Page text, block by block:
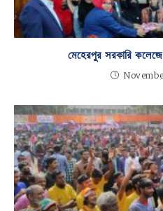
মেহেরপুর সরকারি